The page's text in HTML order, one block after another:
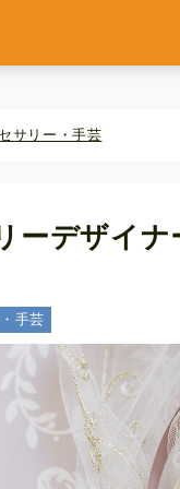
サリー・手芸
ーデザイナ
手芸